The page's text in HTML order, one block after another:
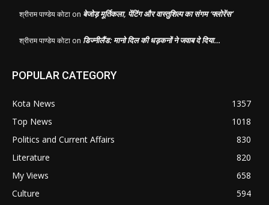
श्रीराम पाण्डेय कोटा on बेजोड़ मूर्तिकला, पेंटिंग और वास्तुशिल्प का संगम ‘फ्लोरेंस’
श्रीराम पाण्डेय कोटा on डिज्नीलैंड: मानो दिल की धड़कनों ने जवाब दे दिया…
POPULAR CATEGORY
Kota News
1357
Top News
1018
Politics and Current Affairs
830
Literature
820
My Views
658
Culture
594